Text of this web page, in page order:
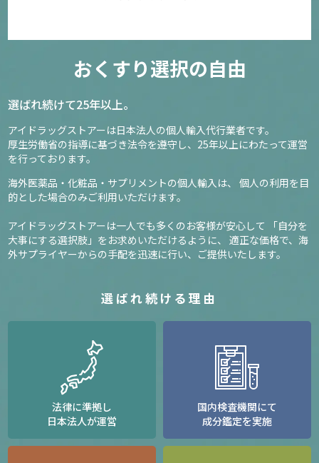
おくすり選択の自由
選ばれ続けて25年以上。
アイドラッグストアーは日本法人の個人輸入代行業者です。
厚生労働省の指導に基づき法令を遵守し、 25年以上にわたって運営
を行っております。
海外医薬品・化粧品・サプリメントの個人輸入は、
個人の利用を目
的とした場合のみご利用いただけます。
アイドラッグストアーは一人でも多くのお客様が安心して
「自分を
大事にする選択肢」をお求めいただけるように、
適正な価格で、海
外サプライヤーからの手配を迅速に行い、ご提供いたします。
選ばれ続ける理由
法律に準拠し
日本法人が運営
国内検査機関にて
成分鑑定を実施